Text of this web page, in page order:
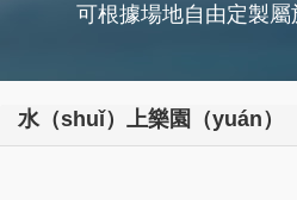
可根據場地自由定製
水（shuǐ）上樂園（yuán）